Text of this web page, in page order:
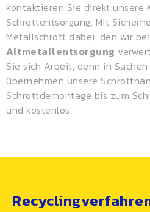
kontaktieren Sie direkt unsere
Schrottentsorgung. Mit
Metallschrott dabei, den wir
Altmetallentsorgung
Sie sich Arbeit, denn in
übernehmen unsere
Schrottdemontage bis zum
und kostenlos.